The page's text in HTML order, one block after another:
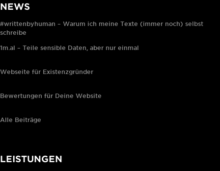
NEWS
#writtenbyhuman – Warum ich meine Texte (immer noch) selbst
schreibe
1m.al – Teile sensible Daten, aber nur einmal
Webseite für Existenzgründer
Bewertungen für Deine Website
Alle Beiträge
LEISTUNGEN